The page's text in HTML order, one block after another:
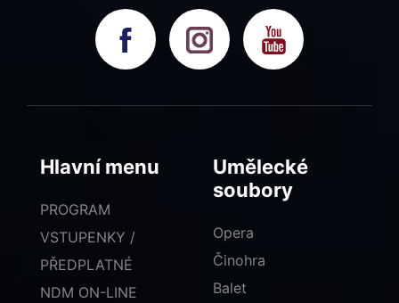
Hlavní menu
PROGRAM
VSTUPENKY /
PŘEDPLATNÉ
NDM ON-LINE
Umělecké
soubory
Opera
Činohra
Balet